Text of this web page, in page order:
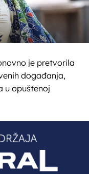
je pretvorila
događanja,
u opuštenoj